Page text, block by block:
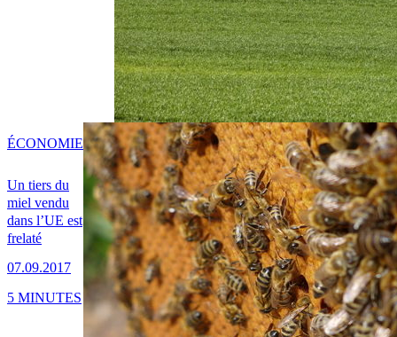
Un tiers du
miel vendu
dans l’UE est
frelaté
07.09.2017
ÉCONOMIE
5 MINUTES